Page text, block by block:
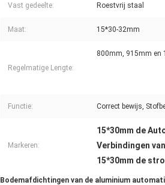
Vast gedeelte: Roestvrij staal
Maat: 15*30-32mm
Regelmatige Lengte:
800mm, 915mm en
Functie: Correct bewijs,
Markeren:
15*30mm de
Verbindingen
15*30mm de
Bodemafdichtingen van de aluminium